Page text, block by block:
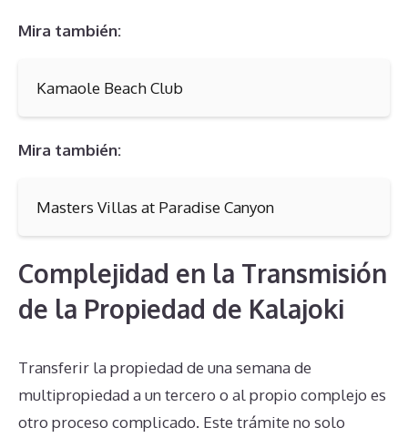
Mira también:
Kamaole Beach Club
Mira también:
Masters Villas at Paradise Canyon
Complejidad en la Transmisión
de la Propiedad de Kalajoki
Transferir la propiedad de una semana de
multipropiedad a un tercero o al propio complejo es
otro proceso complicado. Este trámite no solo